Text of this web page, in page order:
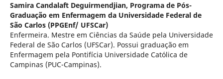
Samira Candalaft Deguirmendjian, Programa de Pós-
Graduação em Enfermagem da Universidade Federal de
São Carlos (PPGEnf/ UFSCar)
Enfermeira. Mestre em Ciências da Saúde pela Universidade
Federal de São Carlos (UFSCar). Possui graduação em
Enfermagem pela Pontifícia Universidade Católica de
Campinas (PUC-Campinas).